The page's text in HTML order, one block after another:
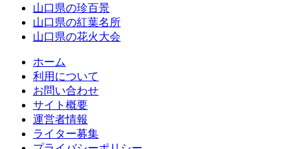
山口県の珍百景
山口県の紅葉名所
山口県の花火大会
ホーム
利用について
お問い合わせ
サイト概要
運営者情報
ライター募集